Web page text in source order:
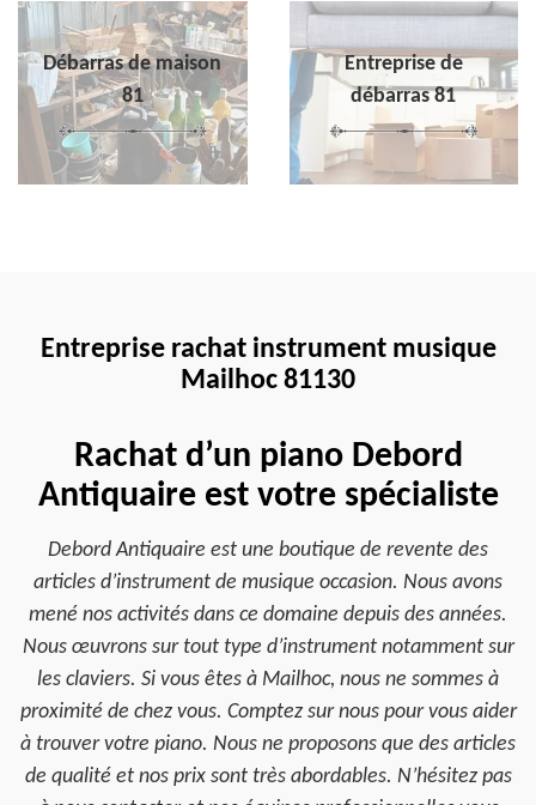
Débarras de maison
81
Entreprise de
débarras 81
Entreprise rachat instrument musique
Mailhoc 81130
Rachat d’un piano Debord
Antiquaire est votre spécialiste
Debord Antiquaire est une boutique de revente des
articles d’instrument de musique occasion. Nous avons
mené nos activités dans ce domaine depuis des années.
Nous œuvrons sur tout type d’instrument notamment sur
les claviers. Si vous êtes à Mailhoc, nous ne sommes à
proximité de chez vous. Comptez sur nous pour vous aider
à trouver votre piano. Nous ne proposons que des articles
de qualité et nos prix sont très abordables. N’hésitez pas